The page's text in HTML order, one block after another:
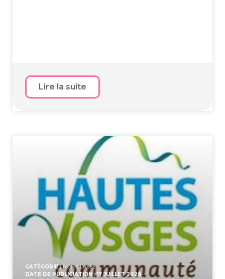
Lire la suite
CATÉGORIE :NON CLASSÉ
DATE DE PUBLICIATION : 17 JUILLET 2026